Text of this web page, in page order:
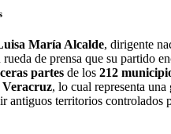
María Alcalde, dirigente
de prensa que su partido
partes de los 212
Veracruz, lo cual representa una
antiguos territorios controlados